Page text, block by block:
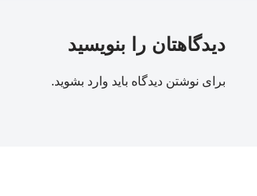
دیدگاهتان را بنویسید
برای نوشتن دیدگاه باید وارد بشوید.